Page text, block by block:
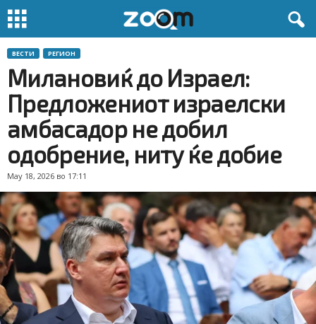
ВЕСТИ РЕГИОН
Милановиќ до Израел:
Предложениот израелски
амбасадор не добил
одобрение, ниту ќе добие
May 18, 2026 во 17:11